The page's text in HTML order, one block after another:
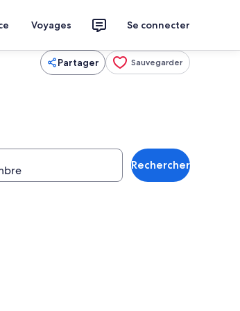
Voyages Se connecter
Partager Sauvegarder
Rechercher